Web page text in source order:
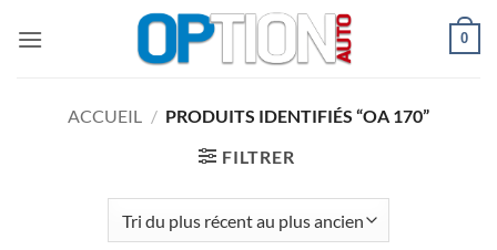
0
ACCUEIL / PRODUITS IDENTIFIÉS “OA 170”
FILTRER